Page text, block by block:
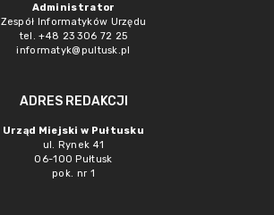
Administrator
Zespół Informatyków Urzędu
tel. +48 23 306 72 25
informatyk@pultusk.pl
ADRES REDAKCJI
Urząd Miejski w Pułtusku
ul. Rynek 41
06-100 Pułtusk
pok. nr 1